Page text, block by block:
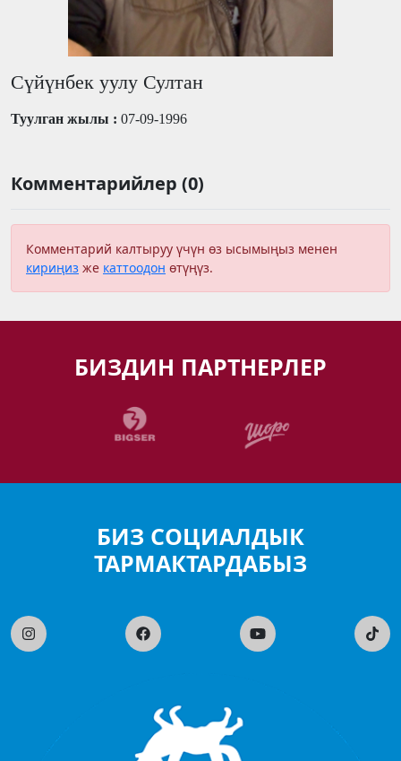
Сүйүнбек уулу Султан
Туулган жылы : 07-09-1996
Комментарийлер (0)
Комментарий калтыруу үчүн өз ысымыңыз менен
кириңиз же каттоодон өтүңүз.
БИЗДИН ПАРТНЕРЛЕР
БИЗ СОЦИАЛДЫК
ТАРМАКТАРДАБЫЗ